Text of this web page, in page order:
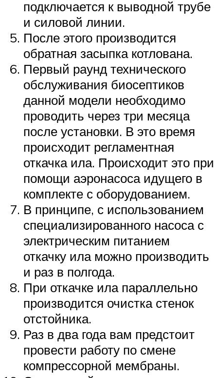
подключается к выводной трубе
и силовой линии.
После этого производится
обратная засыпка котлована.
Первый раунд технического
обслуживания биосептиков
данной модели необходимо
проводить через три месяца
после установки. В это время
происходит регламентная
откачка ила. Происходит это при
помощи аэронасоса идущего в
комплекте с оборудованием.
В принципе, с использованием
специализированного насоса с
электрическим питанием
откачку ила можно производить
и раз в полгода.
При откачке ила параллельно
производится очистка стенок
отстойника.
Раз в два года вам предстоит
провести работу по смене
компрессорной мембраны.